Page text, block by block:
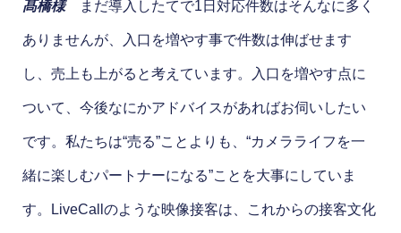
髙橋様まだ導入したてで1日対応件数はそんなに多く
ありませんが、入口を増やす事で件数は伸ばせます
し、売上も上がると考えています。入口を増やす点に
ついて、今後なにかアドバイスがあればお伺いしたい
です。私たちは“売る”ことよりも、“カメラライフを一
緒に楽しむパートナーになる”ことを大事にしていま
す。LiveCallのような映像接客は、これからの接客文化